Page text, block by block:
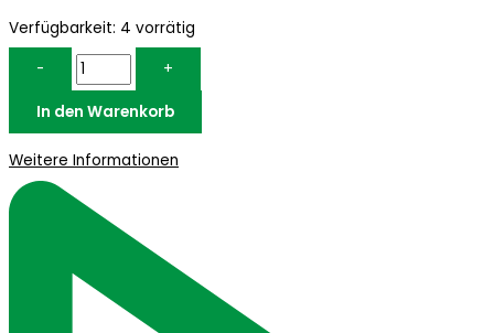
Verfügbarkeit: 4 vorrätig
-
+
In den Warenkorb
Weitere Informationen